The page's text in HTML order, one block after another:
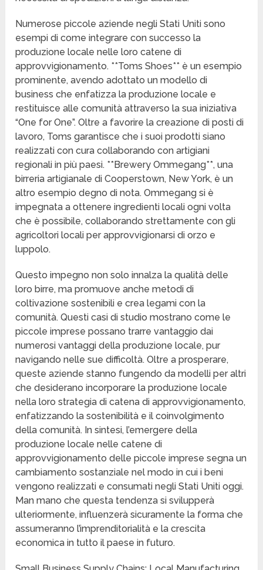
Numerose piccole aziende negli Stati Uniti sono
esempi di come integrare con successo la
produzione locale nelle loro catene di
approvvigionamento. **Toms Shoes** è un esempio
prominente, avendo adottato un modello di
business che enfatizza la produzione locale e
restituisce alle comunità attraverso la sua iniziativa
“One for One”. Oltre a favorire la creazione di posti di
lavoro, Toms garantisce che i suoi prodotti siano
realizzati con cura collaborando con artigiani
regionali in più paesi. **Brewery Ommegang**, una
birreria artigianale di Cooperstown, New York, è un
altro esempio degno di nota. Ommegang si è
impegnata a ottenere ingredienti locali ogni volta
che è possibile, collaborando strettamente con gli
agricoltori locali per approvvigionarsi di orzo e
luppolo.
Questo impegno non solo innalza la qualità delle
loro birre, ma promuove anche metodi di
coltivazione sostenibili e crea legami con la
comunità. Questi casi di studio mostrano come le
piccole imprese possano trarre vantaggio dai
numerosi vantaggi della produzione locale, pur
navigando nelle sue difficoltà. Oltre a prosperare,
queste aziende stanno fungendo da modelli per altri
che desiderano incorporare la produzione locale
nella loro strategia di catena di approvvigionamento,
enfatizzando la sostenibilità e il coinvolgimento
della comunità. In sintesi, l’emergere della
produzione locale nelle catene di
approvvigionamento delle piccole imprese segna un
cambiamento sostanziale nel modo in cui i beni
vengono realizzati e consumati negli Stati Uniti oggi.
Man mano che questa tendenza si svilupperà
ulteriormente, influenzerà sicuramente la forma che
assumeranno l’imprenditorialità e la crescita
economica in tutto il paese in futuro.